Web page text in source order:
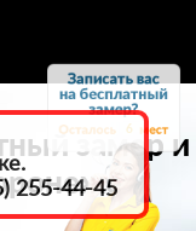
6
замер и
255-44-45